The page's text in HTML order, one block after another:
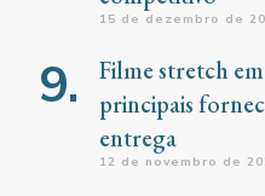
15 de dezembro de
Filme stretch
principais
entrega
12 de novembro de